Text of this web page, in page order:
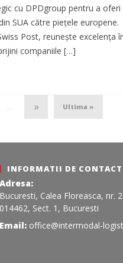
cu DPDgroup pentru a oferi
SUA către piețele europene.
Post, reunește excelența
companiile […]
... » Ultima »
INFORMATII DE CONTACT
Adresa:
Bucuresti, Calea Floreasca, nr.
014462, Sect. 1, Bucuresti
Email:office@intermodal-